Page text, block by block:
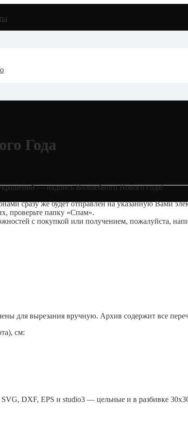
Года
— надпись Волшебного Нового года!
сразу же будет отправлен на указанную Вами
проверьте папку «Спам».
с покупкой или получением, пожалуйста,
для вырезания вручную. Архив содержит все
см:
DXF, EPS и studio3 — цельные и в разбивке